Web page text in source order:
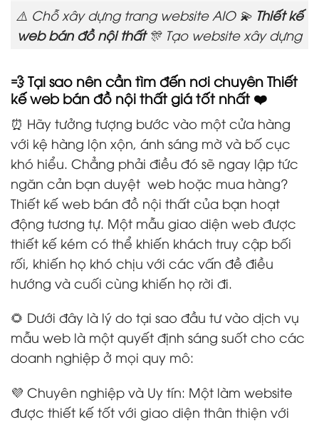
⚠️ Chỗ xây dựng trang website AIO 💫 Thiết kế
web bán đồ nội thất🎊 Tạo website xây dựng
💨 Tại sao nên cần tìm đến nơi chuyên Thiết
kế web bán đồ nội thất giá tốt nhất ❤️
⏰ Hãy tưởng tượng bước vào một cửa hàng
với kệ hàng lộn xộn, ánh sáng mờ và bố cục
khó hiểu. Chẳng phải điều đó sẽ ngay lập tức
ngăn cản bạn duyệt web hoặc mua hàng?
Thiết kế web bán đồ nội thất của bạn hoạt
động tương tự. Một mẫu giao diện web được
thiết kế kém có thể khiến khách truy cập bối
rối, khiến họ khó chịu với các vấn đề điều
hướng và cuối cùng khiến họ rời đi.
🌻 Dưới đây là lý do tại sao đầu tư vào dịch vụ
mẫu web là một quyết định sáng suốt cho các
doanh nghiệp ở mọi quy mô:
💜 Chuyên nghiệp và Uy tín: Một làm website
được thiết kế tốt với giao diện thân thiện với